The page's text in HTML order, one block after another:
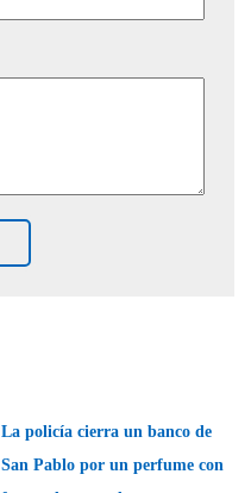
La policía cierra un banco de
San Pablo por un perfume con